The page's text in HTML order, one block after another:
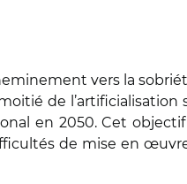
vers la
de l’artificialisation
en 2050. Cet
de mise en